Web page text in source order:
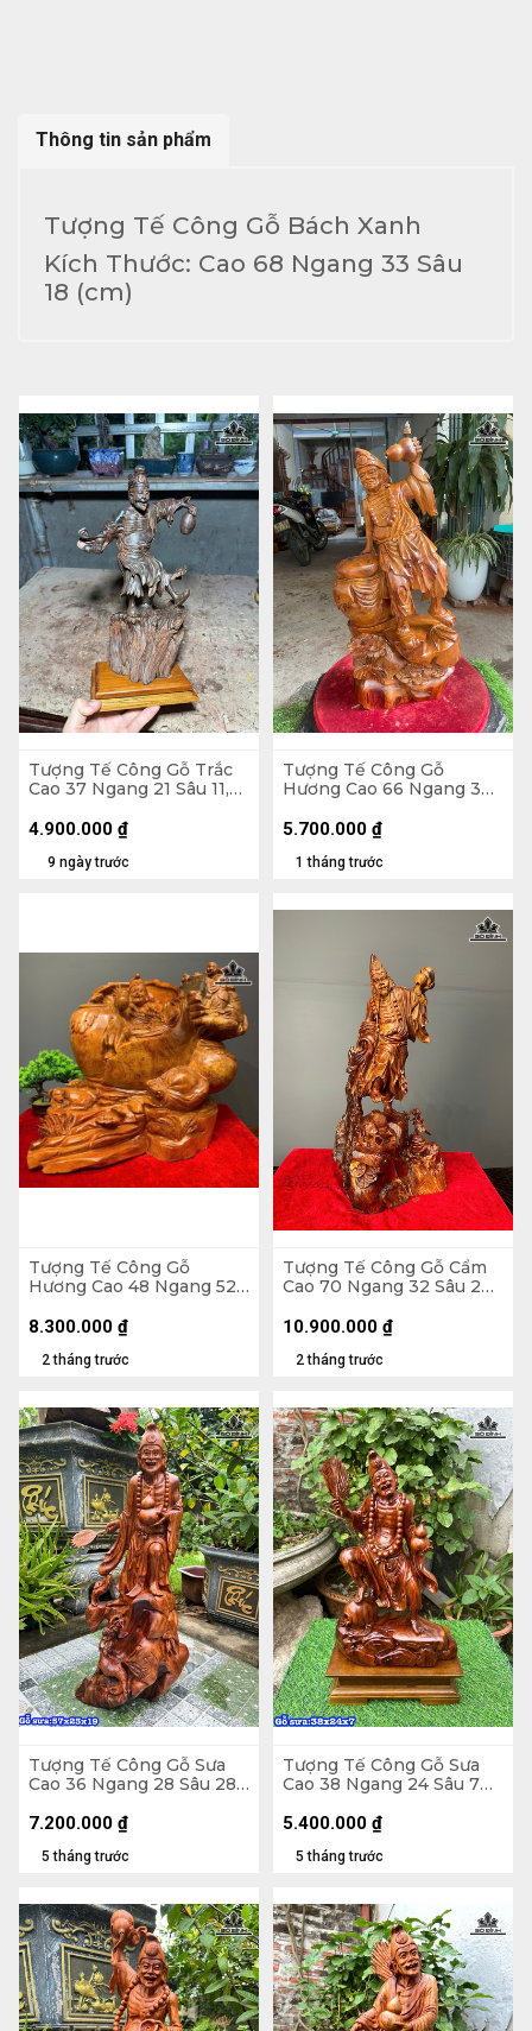
Thông tin sản phẩm
Tượng Tế Công Gỗ Bách Xanh
Kích Thước: Cao 68 Ngang 33 Sâu
18 (cm)
Tượng Tế Công Gỗ Trắc
Cao 37 Ngang 21 Sâu 11,5
9 ngày trước
4.900.000 ₫
Tượng Tế Công Gỗ
Hương Cao 66 Ngang 33
1 tháng trước
5.700.000 ₫
Tượng Tế Công Gỗ
Hương Cao 48 Ngang 52
2 tháng trước
8.300.000 ₫
Tượng Tế Công Gỗ Cẩm
Cao 70 Ngang 32 Sâu 28
2 tháng trước
10.900.000 ₫
Tượng Tế Công Gỗ Sưa
Cao 36 Ngang 28 Sâu 28
5 tháng trước
7.200.000 ₫
Tượng Tế Công Gỗ Sưa
Cao 38 Ngang 24 Sâu 7
5 tháng trước
5.400.000 ₫